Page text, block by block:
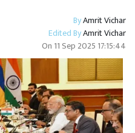
ByAmrit Vichar
Edited ByAmrit Vichar
On 11 Sep 2025 17:15:44